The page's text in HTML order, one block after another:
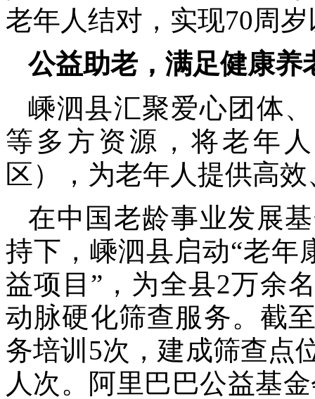
老年人结对，实现70周
公益助老，满足健康养
嵊泗县汇聚爱心团体
等多方资源，将老年
区），为老年人提供高
在中国老龄事业发展
持下，嵊泗县启动“老
益项目”，为全县2万余
动脉硬化筛查服务。截
务培训5次，建成筛查点
人次。阿里巴巴公益基